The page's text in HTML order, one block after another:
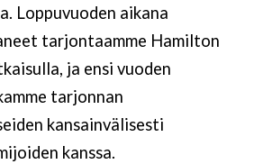
Loppuvuoden aikana
tarjontaamme Hamilton
ja ensi vuoden
tarjonnan
kansainvälisesti
kanssa.